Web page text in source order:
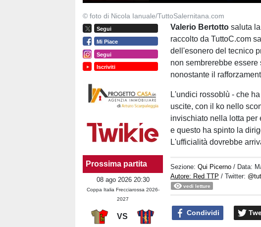
© foto di Nicola Ianuale/TuttoSalernitana.com
Segui
Mi Piace
Segui
Iscriviti
Prossima partita
08 ago 2026 20:30
Coppa Italia Frecciarossa 2026-
2027
VS
Valerio Bertotto saluta
raccolto da TuttoC.com
dell'esonero del tecnico
non sembrerebbe
nonostante il
L'undici rossoblù - che
uscite, con il ko nello
invischiato nella lotta per
e questo ha spinto la
L'ufficialità dovrebbe
Sezione:Qui Picerno / Data:
Autore: Red TTP / Twitter:
vedi letture
Condividi